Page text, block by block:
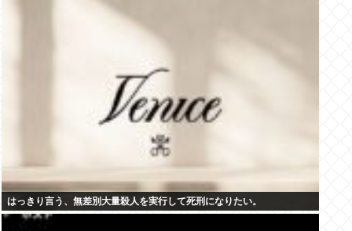
はっきり言う、無差別大量殺人を実行して死刑になりたい。